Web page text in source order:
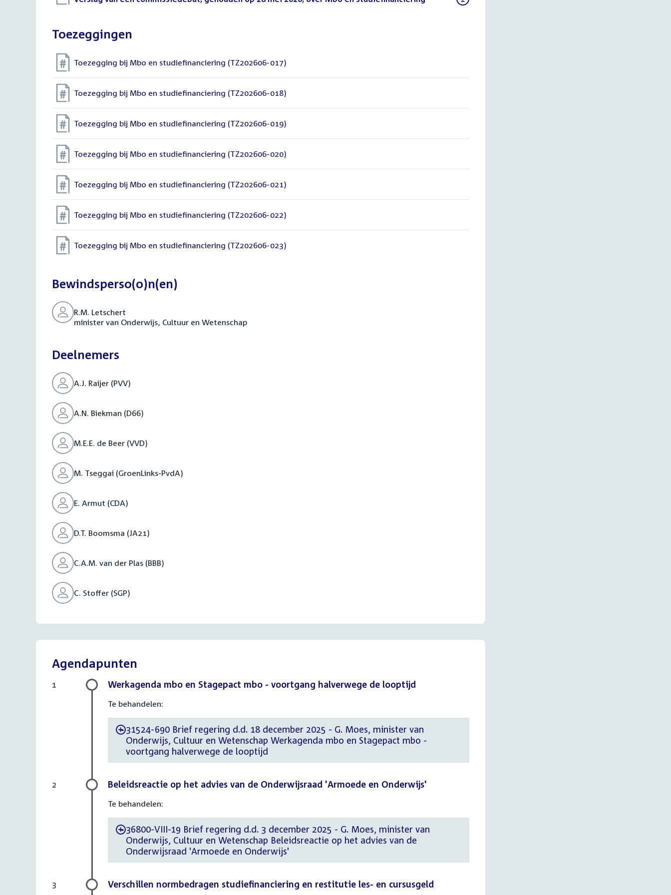
Toezeggingen
Toezegging bij Mbo en studiefinanciering (TZ202606-017)
Toezegging bij Mbo en studiefinanciering (TZ202606-018)
Toezegging bij Mbo en studiefinanciering (TZ202606-019)
Toezegging bij Mbo en studiefinanciering (TZ202606-020)
Toezegging bij Mbo en studiefinanciering (TZ202606-021)
Toezegging bij Mbo en studiefinanciering (TZ202606-022)
Toezegging bij Mbo en studiefinanciering (TZ202606-023)
Bewindsperso(o)n(en)
R.M. Letschert
minister van Onderwijs, Cultuur en Wetenschap
Deelnemers
A.J. Raijer (PVV)
A.N. Biekman (D66)
M.E.E. de Beer (VVD)
M. Tseggai (GroenLinks-PvdA)
E. Armut (CDA)
D.T. Boomsma (JA21)
C.A.M. van der Plas (BBB)
C. Stoffer (SGP)
Agendapunten
Werkagenda mbo en Stagepact mbo - voortgang halverwege de looptijd
Te behandelen:
-31524-690 Brief regering d.d. 18 december 2025 - G. Moes, minister van
Onderwijs, Cultuur en Wetenschap Werkagenda mbo en Stagepact mbo -
voortgang halverwege de looptijd
1
Beleidsreactie op het advies van de Onderwijsraad 'Armoede en Onderwijs'
Te behandelen:
-36800-VIII-19 Brief regering d.d. 3 december 2025 - G. Moes, minister van
Onderwijs, Cultuur en Wetenschap Beleidsreactie op het advies van de
Onderwijsraad 'Armoede en Onderwijs'
2
Verschillen normbedragen studiefinanciering en restitutie les- en cursusgeld
3